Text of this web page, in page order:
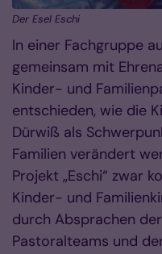
Der Esel Eschi
In einer Fachgruppe
gemeinsam mit
Kinder- und
entschieden, wie die
Dürwiß als
Familien verändert
Projekt „Eschi“ zwar
Kinder- und
durch Absprachen
Pastoralteams und